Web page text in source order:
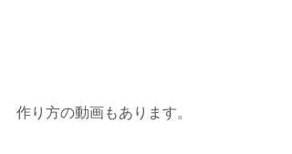
作り方の動画もあります。